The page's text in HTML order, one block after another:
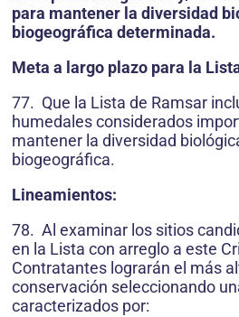
para mantener la diversidad
biogeográfica determinada.
Meta a largo plazo para la
77. Que la Lista de Ramsar
humedales considerados
mantener la diversidad
biogeográfica.
Lineamientos:
78. Al examinar los sitios
en la Lista con arreglo a este
Contratantes lograrán el más
conservación seleccionando
caracterizados por: